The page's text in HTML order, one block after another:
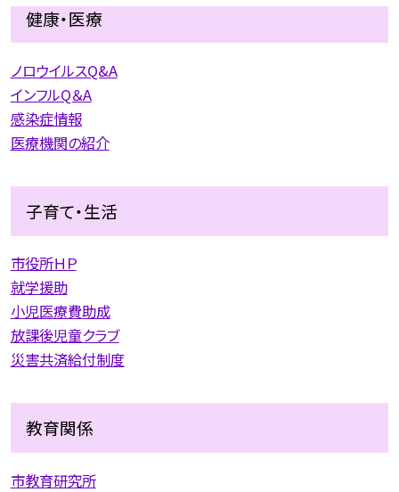
健康・医療
ノロウイルスQ&A
インフルQ＆A
感染症情報
医療機関の紹介
子育て・生活
市役所ＨＰ
就学援助
小児医療費助成
放課後児童クラブ
災害共済給付制度
教育関係
市教育研究所